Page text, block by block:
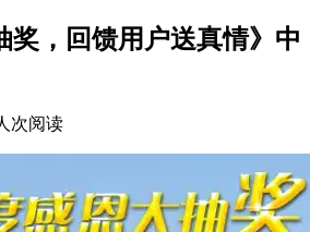
奖，回馈用户送真情》中
次阅读